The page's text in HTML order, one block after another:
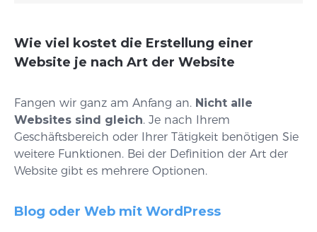
Wie viel kostet die Erstellung einer
Website je nach Art der Website
Fangen wir ganz am Anfang an. Nicht alle
Websites sind gleich. Je nach Ihrem
Geschäftsbereich oder Ihrer Tätigkeit benötigen Sie
weitere Funktionen. Bei der Definition der Art der
Website gibt es mehrere Optionen.
Blog oder Web mit WordPress